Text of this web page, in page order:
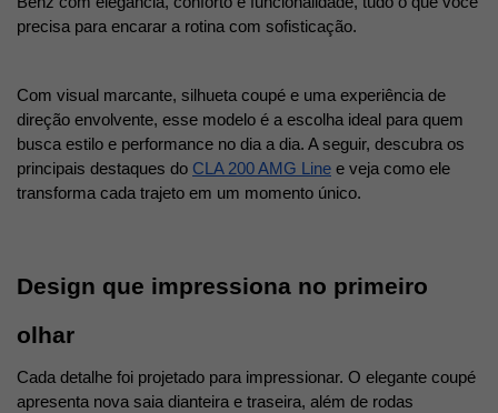
precisa para encarar a rotina com sofisticação.
Com visual marcante, silhueta coupé e uma experiência de
direção envolvente, esse modelo é a escolha ideal para quem
busca estilo e performance no dia a dia. A seguir, descubra os
principais destaques do CLA 200 AMG Line e veja como ele
transforma cada trajeto em um momento único.
Design que impressiona no primeiro
olhar
Cada detalhe foi projetado para impressionar. O elegante coupé
apresenta nova saia dianteira e traseira, além de rodas